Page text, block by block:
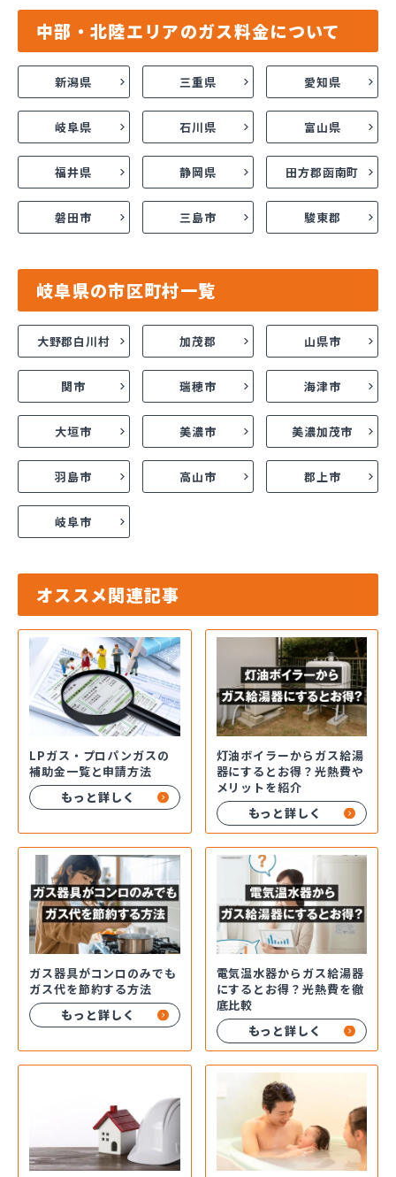
中部・北陸エリアのガス料金について
新潟県 三重県 愛知県
岐阜県 石川県 富山県
福井県 静岡県 田方郡函南町
磐田市 三島市 駿東郡
岐阜県の市区町村一覧
大野郡白川村 加茂郡 山県市
関市 瑞穂市 海津市
大垣市 美濃市 美濃加茂市
羽島市 高山市 郡上市
岐阜市
オススメ関連記事
LPガス・プロパンガスの
補助金一覧と申請方法
もっと詳しく
灯油ボイラーからガス給湯
器にするとお得？光熱費や
メリットを紹介
もっと詳しく
ガス器具がコンロのみでも
ガス代を節約する方法
もっと詳しく
電気温水器からガス給湯器
にするとお得？光熱費を徹
底比較
もっと詳しく